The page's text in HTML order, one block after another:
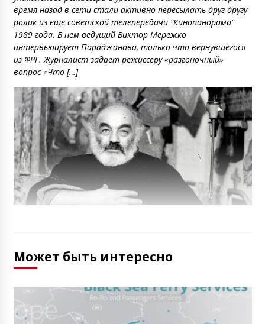
время назад в сети стали активно пересылать друг другу
ролик из еще советской телепередачи “Кинопанорама”
1989 года. В нем ведущий Виктор Мережко
интервьюирует Параджанова, только что вернувшегося
из ФРГ. Журналист задает режиссеру «разгоночный»
вопрос «Что […]
Может быть интересно